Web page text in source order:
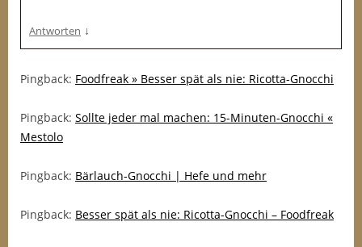
Antworten ↓
Pingback: Foodfreak » Besser spät als nie: Ricotta-Gnocchi
Pingback: Sollte jeder mal machen: 15-Minuten-Gnocchi «
Mestolo
Pingback: Bärlauch-Gnocchi | Hefe und mehr
Pingback: Besser spät als nie: Ricotta-Gnocchi – Foodfreak